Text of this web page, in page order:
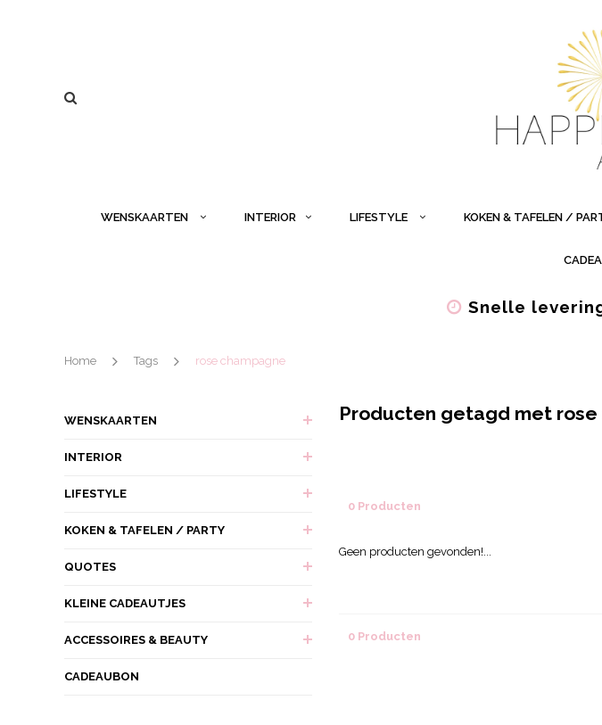
WENSKAARTEN INTERIOR LIFESTYLE KOKEN & TAFELEN /
Snelle
Home Tags rose champagne
WENSKAARTEN
INTERIOR
LIFESTYLE
KOKEN & TAFELEN / PARTY
QUOTES
KLEINE CADEAUTJES
ACCESSOIRES & BEAUTY
CADEAUBON
Producten getagd met rose
0 Producten
Geen producten gevonden!...
0 Producten